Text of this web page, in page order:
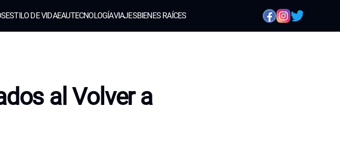
ESTILO DE VIDAEAUTECNOLOGÍAVIAJESBIENES RAÍCES
al Volver a